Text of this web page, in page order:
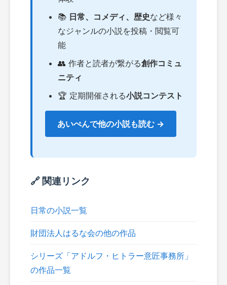
📚 日常、コメディ、歴史など様々
なジャンルの小説を投稿・閲覧可
能
👥 作者と読者が繋がる創作コミュ
ニティ
🏆 定期開催される小説コンテスト
あいぺんで他の小説も読む →
🔗 関連リンク
日常の小説一覧
財団法人はるな会の他の作品
シリーズ「アドルフ・ヒトラー意匠事務所」
の作品一覧